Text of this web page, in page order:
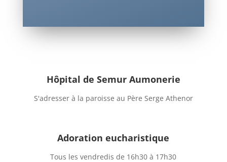
Hôpital de Semur Aumonerie
S'adresser à la paroisse au Père Serge Athenor
Adoration eucharistique
Tous les vendredis de 16h30 à 17h30